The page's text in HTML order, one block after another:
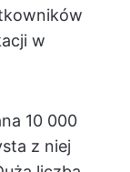
w
10 000
z niej